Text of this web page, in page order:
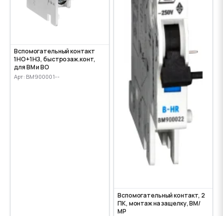
Вспомогательный контакт
1НО+1НЗ, быстрозаж.конт,
для ВМ и ВО
Арт: BM900001--
Вспомогательный контакт, 2
ПК, монтаж на защелку, ВМ/
МР